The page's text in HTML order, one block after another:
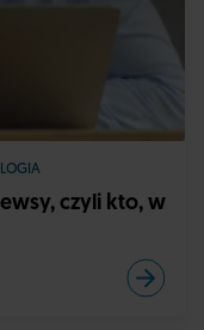
czyli kto, w